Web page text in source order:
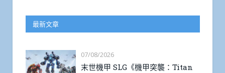
最新文章
07/08/2026
末世機甲 SLG《機甲突襲：Titan